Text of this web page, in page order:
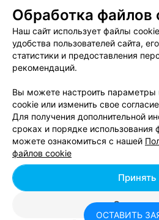
полное право выставлять
же касается логотипа компании
мероприятии они являлись
уважением компания Kings
огромный привет... очень
стороны...
Отзывы
Праздничное
Минск, ул. Шорная, 20
Отзыв. Заказывали оформление
свадебный букет. Получилось все
потрясающий. Спасибо Владе.
Отзывы2
КЕЙТЕРИНГ
Chefs Catering
Минск, пер. 1-й Загородный, 20
Обработка файлов
Наш сайт использует файлы
удобства пользователей сайта,
статистики и предоставления
рекомендаций.
Вы можете настроить параметры
cookie или изменить свое
Для получения дополнительной
сроках и порядке использования
можете ознакомиться с нашей
файлов cookie
Принять
ОСТАВИТЬ